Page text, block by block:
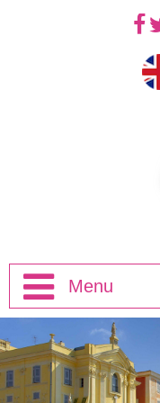
Menu
Introducción
Viajes de Mediodía